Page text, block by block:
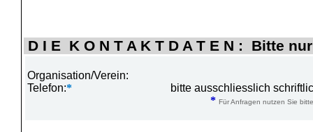
D I E K O N T A K T D A T E N : Bitte
Organisation/Verein:
Telefon:*
bitte ausschliesslich
* Für Anfragen nutzen Sie